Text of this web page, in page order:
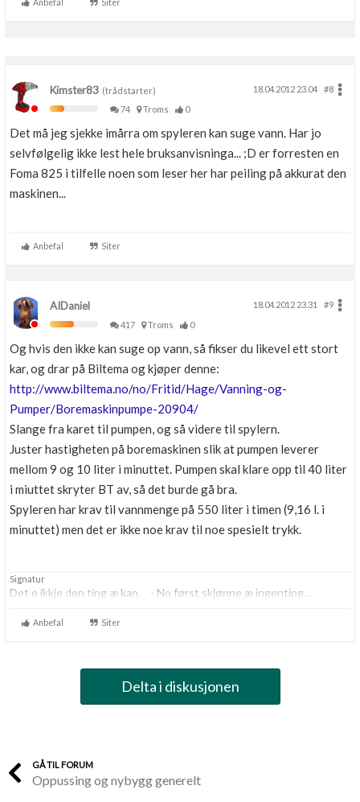
Anbefal Siter
Kimster83 (trådstarter) 18.04.2012 23.04
#8
74
Troms 0
Det må jeg sjekke imårra om spyleren kan suge vann. Har jo
selvfølgelig ikke lest hele bruksanvisninga... ;D er forresten en
Foma 825 i tilfelle noen som leser her har peiling på akkurat den
maskinen...
Anbefal Siter
AIDaniel 18.04.2012 23.31
#9
417
Troms 0
Og hvis den ikke kan suge op vann, så fikser du likevel ett stort
kar, og drar på Biltema og kjøper denne:
http://www.biltema.no/no/Fritid/Hage/Vanning-og-
Pumper/Boremaskinpumpe-20904/
Slange fra karet til pumpen, og så videre til spylern.
Juster hastigheten på boremaskinen slik at pumpen leverer
mellom 9 og 10 liter i minuttet. Pumpen skal klare opp til 40 liter
i miuttet skryter BT av, så det burde gå bra.
Spyleren har krav til vannmenge på 550 liter i timen (9,16 l. i
minuttet) men det er ikke noe krav til noe spesielt trykk.
Signatur
Det e ikkje den ting æ kan. - No først skjønne æ ingenting....
Anbefal Siter
Delta i diskusjonen
GÅ TIL FORUM
Oppussing og nybygg generelt